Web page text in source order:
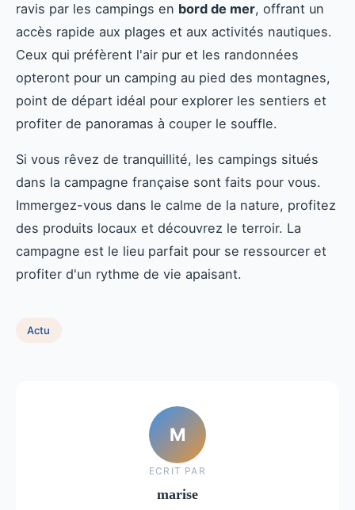
ravis par les campings en bord de mer, offrant un
accès rapide aux plages et aux activités nautiques.
Ceux qui préfèrent l'air pur et les randonnées
opteront pour un camping au pied des montagnes,
point de départ idéal pour explorer les sentiers et
profiter de panoramas à couper le souffle.
Si vous rêvez de tranquillité, les campings situés
dans la campagne française sont faits pour vous.
Immergez-vous dans le calme de la nature, profitez
des produits locaux et découvrez le terroir. La
campagne est le lieu parfait pour se ressourcer et
profiter d'un rythme de vie apaisant.
Actu
M
ECRIT PAR
marise